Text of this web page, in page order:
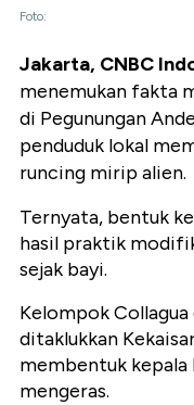
Foto:
Jakarta, CNBC
menemukan fakta
di Pegunungan
penduduk lokal
runcing mirip alien.
Ternyata, bentuk
hasil praktik
sejak bayi.
Kelompok
ditaklukkan
membentuk
mengeras.